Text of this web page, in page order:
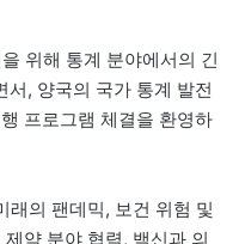
위해 통계 분야에서의 긴
서, 양국의 국가 통계 발전
프로그램 체결을 환영하
래의 팬데믹, 보건 위험 및
약 분야 협력, 백신과 의